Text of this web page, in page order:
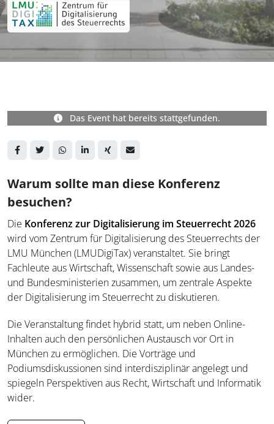
Das Event hat bereits stattgefunden.
Warum sollte man diese Konferenz
besuchen?
Die Konferenz zur Digitalisierung im Steuerrecht 2026
wird vom Zentrum für Digitalisierung des Steuerrechts der
LMU München (LMUDigiTax) veranstaltet. Sie bringt
Fachleute aus Wirtschaft, Wissenschaft sowie aus Landes-
und Bundesministerien zusammen, um zentrale Aspekte
der Digitalisierung im Steuerrecht zu diskutieren.
Die Veranstaltung findet hybrid statt, um neben Online-
Inhalten auch den persönlichen Austausch vor Ort in
München zu ermöglichen. Die Vorträge und
Podiumsdiskussionen sind interdisziplinär angelegt und
spiegeln Perspektiven aus Recht, Wirtschaft und Informatik
wider.